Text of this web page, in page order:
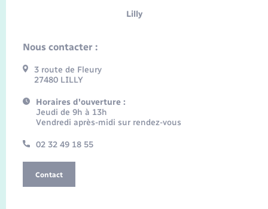
Lilly
Nous contacter :
3 route de Fleury
27480 LILLY
Horaires d'ouverture :
Jeudi de 9h à 13h
Vendredi après-midi sur rendez-vous
02 32 49 18 55
Contact